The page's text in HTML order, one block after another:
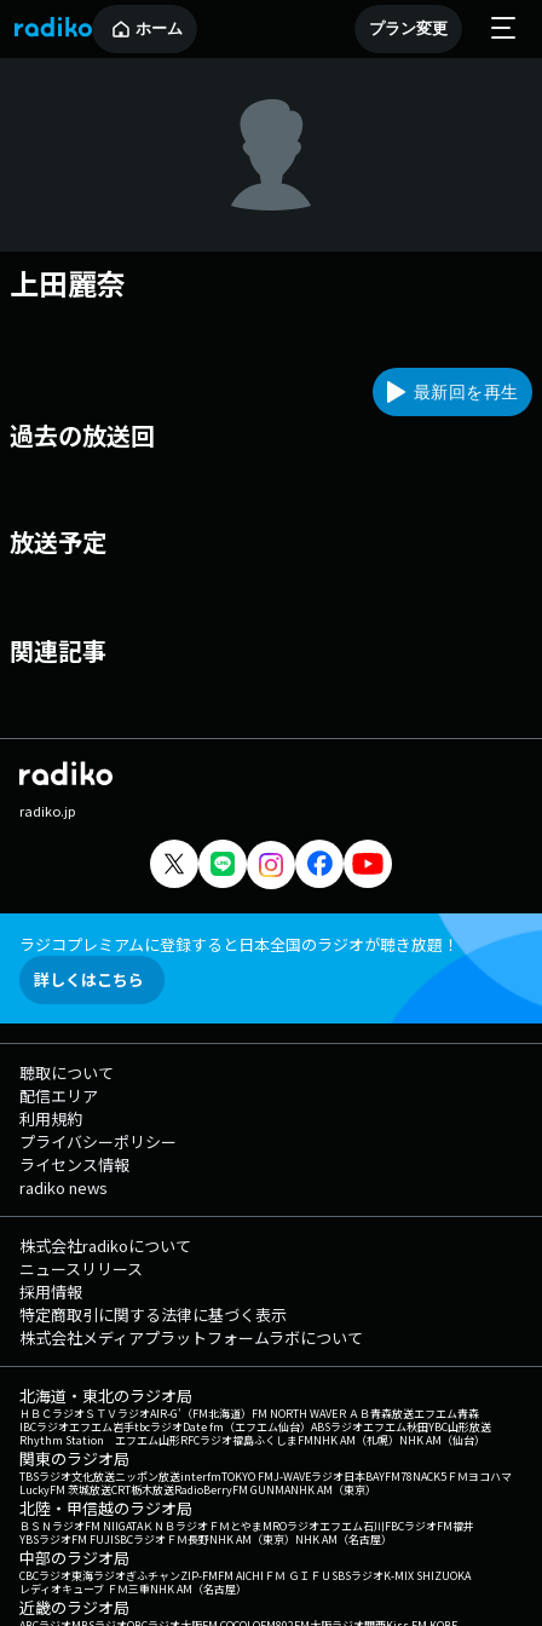
ホーム プラン変更
上田麗奈
最新回を再生
過去の放送回
放送予定
関連記事
radiko.jp
ラジコプレミアムに登録すると日本全国のラジオが聴き放題！
詳しくはこちら
聴取について
配信エリア
利用規約
プライバシーポリシー
ライセンス情報
radiko news
株式会社radikoについて
ニュースリリース
採用情報
特定商取引に関する法律に基づく表示
株式会社メディアプラットフォームラボについて
北海道・東北のラジオ局
ＨＢＣラジオＳＴＶラジオAIR-G'（FM北海道） FM NORTH WAVEＲＡＢ青森放送エフエム青森
IBCラジオエフエム岩手tbcラジオDate fm（エフエム仙台） ABSラジオエフエム秋田YBC山形放送
Rhythm Station エフエム山形RFCラジオ福島ふくしまFMNHK AM（札幌） NHK AM（仙台）
関東のラジオ局
TBSラジオ文化放送ニッポン放送interfmTOKYO FMJ-WAVEラジオ日本BAYFM78NACK5 ＦＭヨコハマ
LuckyFM 茨城放送CRT栃木放送RadioBerryFM GUNMANHK AM（東京）
北陸・甲信越のラジオ局
ＢＳＮラジオFM NIIGATAＫＮＢラジオ ＦＭとやまMROラジオエフエム石川FBCラジオFM福井
YBSラジオFM FUJISBCラジオ ＦＭ長野NHK AM（東京） NHK AM（名古屋）
中部のラジオ局
CBCラジオ東海ラジオぎふチャンZIP-FMFM AICHI ＦＭ ＧＩＦＵ SBSラジオK-MIX SHIZUOKA
レディオキューブ ＦＭ三重NHK AM（名古屋）
近畿のラジオ局